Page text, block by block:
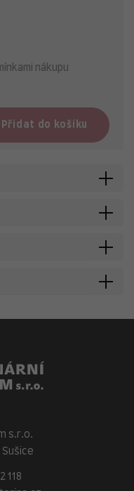
nákupu
Přidat do košíku
s.r.o.
Sušice
118